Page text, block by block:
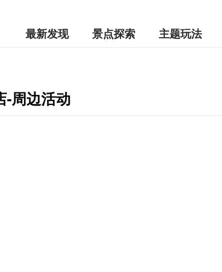
最新发现 景点探索 主题玩法
-周边活动